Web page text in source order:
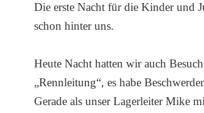
Die erste Nacht für die Kinder und
schon hinter uns.
Heute Nacht hatten wir auch
„Rennleitung“, es habe
Gerade als unser Lagerleiter Mike